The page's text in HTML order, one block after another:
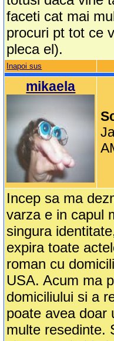
faceti cat mai
procuri pt tot ce
pleca el).
Inapoi sus
mikaela
Incep sa ma
varza e in capul
singura
expira toate
roman cu
USA. Acum ma
domiciliului si a
poate avea doar
multe resedinte.